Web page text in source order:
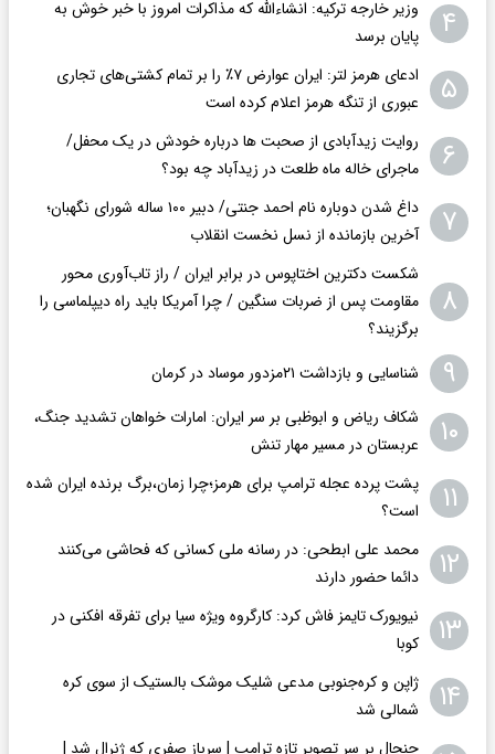
۴
وزیر خارجه ترکیه: انشاءالله که مذاکرات امروز با خبر خوش به
پایان برسد
۵
ادعای هرمز لتر: ایران عوارض ۷٪ را بر تمام کشتی‌های تجاری
عبوری از تنگه هرمز اعلام کرده است
۶
روایت زیدآبادی از صحبت ها درباره خودش در یک محفل/
ماجرای خاله ماه طلعت در زیدآباد چه بود؟
۷
داغ شدن دوباره نام احمد جنتی/ دبیر ۱۰۰ ساله شورای نگهبان؛
آخرین بازمانده از نسل نخست انقلاب
۸
شکست دکترین اختاپوس در برابر ایران / راز تاب‌آوری محور
مقاومت پس از ضربات سنگین / چرا آمریکا باید راه دیپلماسی را
برگزیند؟
۹ شناسایی و بازداشت ۲۱مزدور موساد در کرمان
۱۰
شکاف ریاض و ابوظبی بر سر ایران: امارات خواهان تشدید جنگ،
عربستان در مسیر مهار تنش
۱۱
پشت پرده عجله ترامپ برای هرمز؛چرا زمان،برگ برنده ایران شده
است؟
۱۲
محمد علی ابطحی: در رسانه ملی کسانی که فحاشی می‌کنند
دائما حضور دارند
۱۳
نیویورک تایمز فاش کرد: کارگروه ویژه سیا برای تفرقه افکنی در
کوبا
۱۴
ژاپن و کره‌جنوبی مدعی شلیک موشک بالستیک از سوی کره
شمالی شد
جنجال بر سر تصویر تازه ترامپ | سرباز صفری که ژنرال شد |